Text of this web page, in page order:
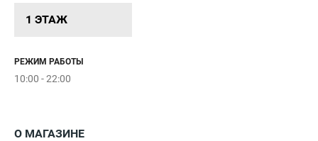
1 ЭТАЖ
РЕЖИМ РАБОТЫ
10:00 - 22:00
О МАГАЗИНЕ